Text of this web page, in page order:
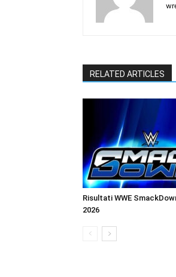
RELATED ARTICLES
Risultati WWE
2026